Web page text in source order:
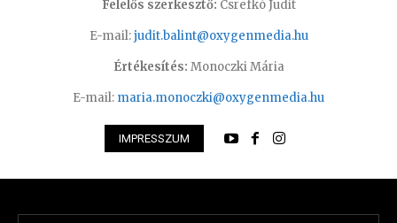
Felelős szerkesztő: Csrefkó Judit
E-mail:judit.balint@oxygenmedia.hu
Értékesítés: Monoczki Mária
E-mail: maria.monoczki@oxygenmedia.hu
IMPRESSZUM